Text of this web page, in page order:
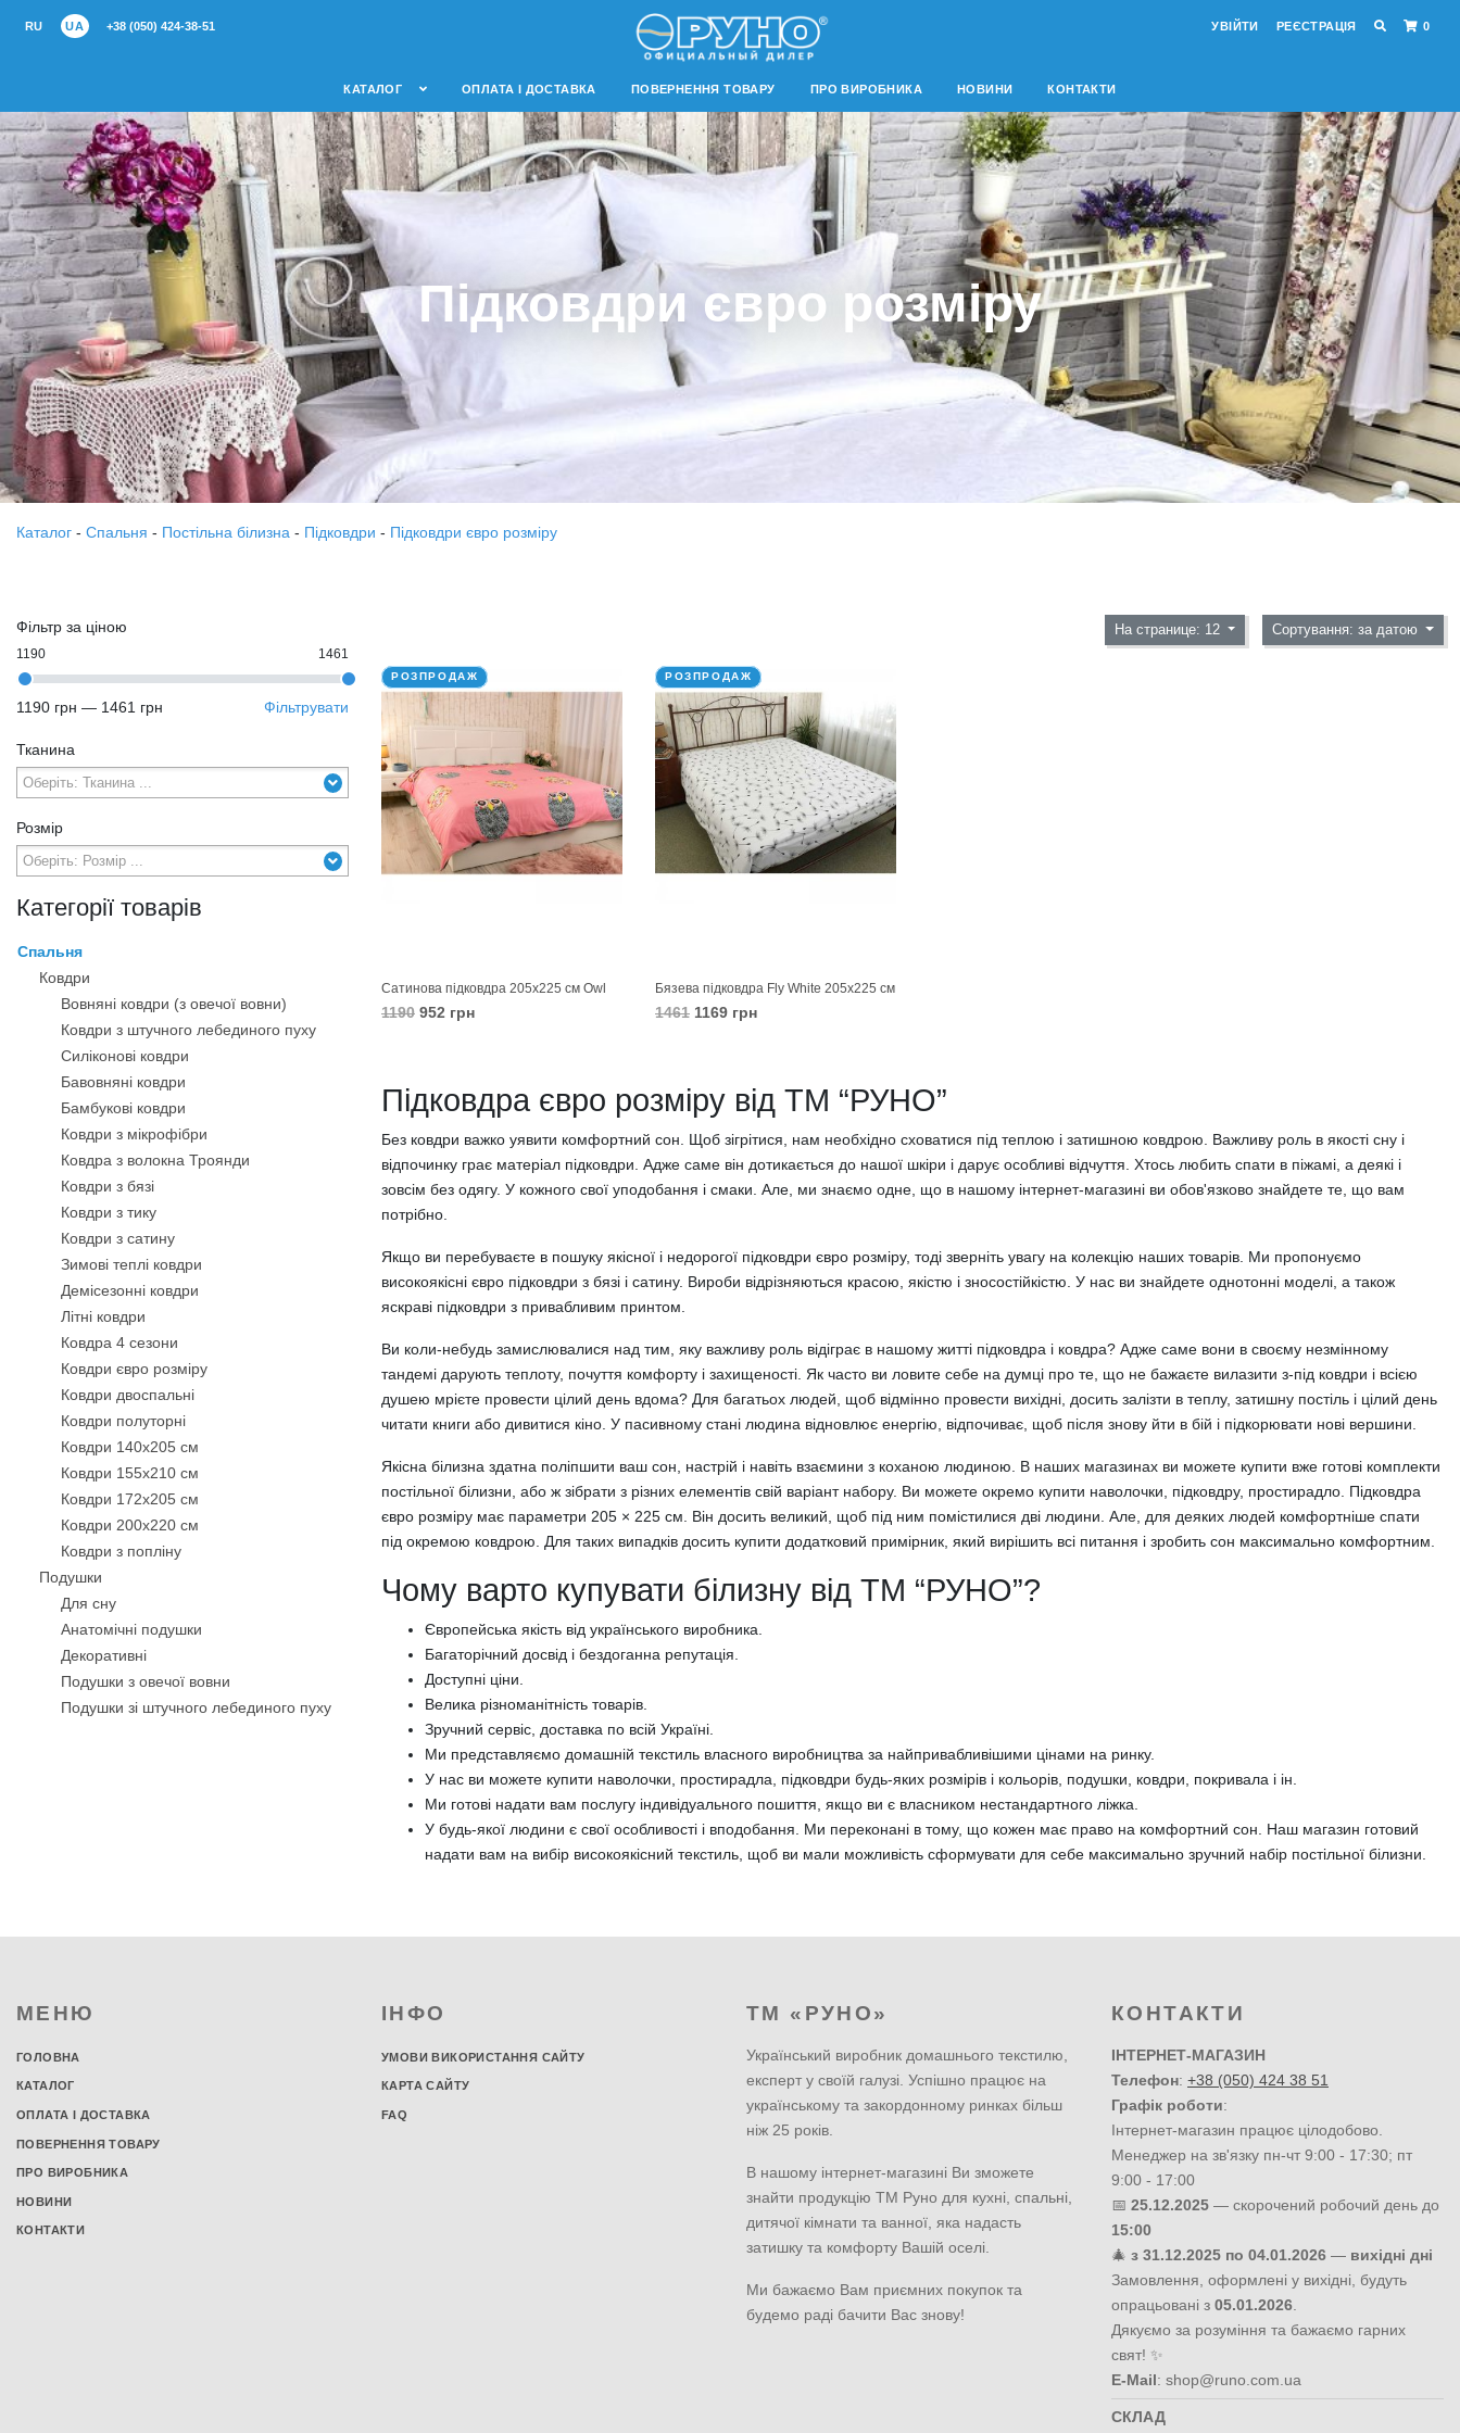
RU UA +38 (050) 424-38-51 УВІЙТИ РЕЄСТРАЦІЯ 0
КАТАЛОГ ОПЛАТА І ДОСТАВКА ПОВЕРНЕННЯ ТОВАРУ ПРО ВИРОБНИКА НОВИНИ КОНТАКТИ
Підковдри євро розміру
Каталог - Спальня - Постільна білизна - Підковдри - Підковдри євро розміру
Фільтр за ціною
1190 1461
1190 грн — 1461 грн Фільтрувати
Тканина
Розмір
Категорії товарів
Спальня
Ковдри
Вовняні ковдри (з овечої вовни)
Ковдри з штучного лебединого пуху
Силіконові ковдри
Бавовняні ковдри
Бамбукові ковдри
Ковдри з мікрофібри
Ковдра з волокна Троянди
Ковдри з бязі
Ковдри з тику
Ковдри з сатину
Зимові теплі ковдри
Демісезонні ковдри
Літні ковдри
Ковдра 4 сезони
Ковдри євро розміру
Ковдри двоспальні
Ковдри полуторні
Ковдри 140х205 см
Ковдри 155х210 см
Ковдри 172х205 см
Ковдри 200х220 см
Ковдри з попліну
Подушки
Для сну
Анатомічні подушки
Декоративнi
Подушки з овечої вовни
Подушки зі штучного лебединого пуху
Постільна білизна
Постільна білизна з попліну
Підковдри євро розміру
Двоспальні підковдри
Підковдри 205х225 см
Комплекти постільної білизни
Сімейний комплект постільної білизни
На странице: 12 Сортування: за датою
РОЗПРОДАЖ
Сатинова підковдра 205х225 см Owl
1190 952 грн
РОЗПРОДАЖ
Бязева підковдра Fly White 205х225 см
1461 1169 грн
Підковдра євро розміру від ТМ “РУНО”
Без ковдри важко уявити комфортний сон. Щоб зігрітися, нам необхідно сховатися під теплою і затишною ковдрою. Важливу роль в якості сну і
відпочинку грає матеріал підковдри. Адже саме він дотикається до нашої шкіри і дарує особливі відчуття. Хтось любить спати в піжамі, а деякі і
зовсім без одягу. У кожного свої уподобання і смаки. Але, ми знаємо одне, що в нашому інтернет-магазині ви обов'язково знайдете те, що вам
потрібно.
Якщо ви перебуваєте в пошуку якісної і недорогої підковдри євро розміру, тоді зверніть увагу на колекцію наших товарів. Ми пропонуємо
високоякісні євро підковдри з бязі і сатину. Вироби відрізняються красою, якістю і зносостійкістю. У нас ви знайдете однотонні моделі, а також
яскраві підковдри з привабливим принтом.
Ви коли-небудь замислювалися над тим, яку важливу роль відіграє в нашому житті підковдра і ковдра? Адже саме вони в своєму незмінному
тандемі дарують теплоту, почуття комфорту і захищеності. Як часто ви ловите себе на думці про те, що не бажаєте вилазити з-під ковдри і всією
душею мрієте провести цілий день вдома? Для багатьох людей, щоб відмінно провести вихідні, досить залізти в теплу, затишну постіль і цілий день
читати книги або дивитися кіно. У пасивному стані людина відновлює енергію, відпочиває, щоб після знову йти в бій і підкорювати нові вершини.
Якісна білизна здатна поліпшити ваш сон, настрій і навіть взаємини з коханою людиною. В наших магазинах ви можете купити вже готові комплекти
постільної білизни, або ж зібрати з різних елементів свій варіант набору. Ви можете окремо купити наволочки, підковдру, простирадло. Підковдра
євро розміру має параметри 205 × 225 см. Він досить великий, щоб під ним помістилися дві людини. Але, для деяких людей комфортніше спати
під окремою ковдрою. Для таких випадків досить купити додатковий примірник, який вирішить всі питання і зробить сон максимально комфортним.
Чому варто купувати білизну від ТМ “РУНО”?
Європейська якість від українського виробника.
Багаторічний досвід і бездоганна репутація.
Доступні ціни.
Велика різноманітність товарів.
Зручний сервіс, доставка по всій Україні.
Ми представляємо домашній текстиль власного виробництва за найпривабливішими цінами на ринку.
У нас ви можете купити наволочки, простирадла, підковдри будь-яких розмірів і кольорів, подушки, ковдри, покривала і ін.
Ми готові надати вам послугу індивідуального пошиття, якщо ви є власником нестандартного ліжка.
У будь-якої людини є свої особливості і вподобання. Ми переконані в тому, що кожен має право на комфортний сон. Наш магазин готовий
надати вам на вибір високоякісний текстиль, щоб ви мали можливість сформувати для себе максимально зручний набір постільної білизни.
МЕНЮ
ГОЛОВНА
КАТАЛОГ
ОПЛАТА І ДОСТАВКА
ПОВЕРНЕННЯ ТОВАРУ
ПРО ВИРОБНИКА
НОВИНИ
КОНТАКТИ
ІНФО
УМОВИ ВИКОРИСТАННЯ САЙТУ
КАРТА САЙТУ
FAQ
ТМ «РУНО»
Український виробник домашнього текстилю,
експерт у своїй галузі. Успішно працює на
українському та закордонному ринках більш
ніж 25 років.
В нашому інтернет-магазині Ви зможете
знайти продукцію ТМ Руно для кухні, спальні,
дитячої кімнати та ванної, яка надасть
затишку та комфорту Вашій оселі.
Ми бажаємо Вам приємних покупок та
будемо раді бачити Вас знову!
КОНТАКТИ
ІНТЕРНЕТ-МАГАЗИН
Телефон: +38 (050) 424 38 51
Графік роботи:
Інтернет-магазин працює цілодобово.
Менеджер на зв'язку пн-чт 9:00 - 17:30; пт
9:00 - 17:00
📅 25.12.2025 — скорочений робочий день до
15:00
🎄 з 31.12.2025 по 04.01.2026 — вихідні дні
Замовлення, оформлені у вихідні, будуть
опрацьовані з 05.01.2026
Дякуємо за розуміння та бажаємо гарних
свят! ✨
E-Mail: shop@runo.com.ua
СКЛАД